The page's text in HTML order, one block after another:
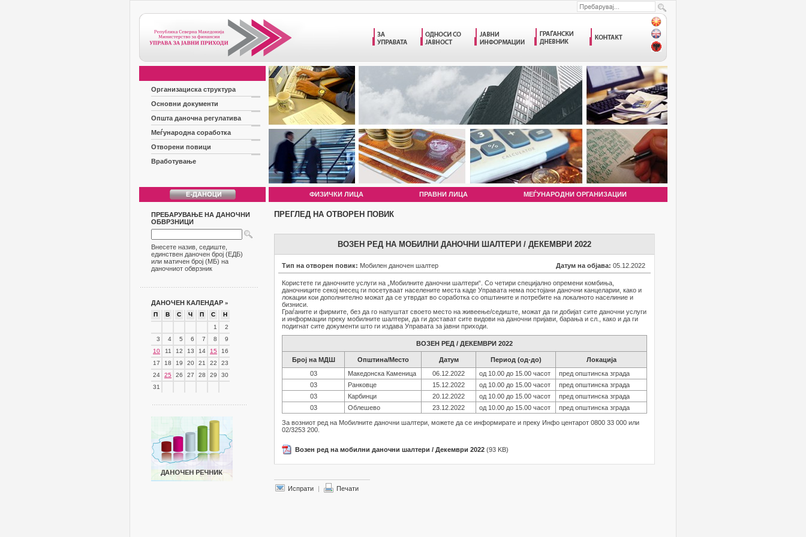
Организациска структура
Основни документи
Општа даночна регулатива
Меѓународна соработка
Отворени повици
Вработување
ФИЗИЧКИ ЛИЦА ПРАВНИ ЛИЦА МЕЃУНАРОДНИ ОРГАНИЗАЦИИ
ПРЕБАРУВАЊЕ НА ДАНОЧНИ
ОБВРЗНИЦИ
Внесете назив, седиште,
единствен даночен број (ЕДБ)
или матичен број (МБ) на
даночниот обврзник
ДАНОЧЕН КАЛЕНДАР »
П В С Ч П С
Н
1
2
3
4 5 6 7 8
9
10
11 12 13 14 15
16
17
18 19 20 21 22
23
24
25 26 27 28 29
30
31
ПРЕГЛЕД НА ОТВОРЕН ПОВИК
ВОЗЕН РЕД НА МОБИЛНИ ДАНОЧНИ ШАЛТЕРИ / ДЕКЕМВРИ 2022
Тип на отворен повик: Мобилен даночен шалтер Датум на објава: 05.12.2022
Користете ги даночните услуги на „Мобилните даночни шалтери“. Со четири специјално опремени комбиња,
даночниците секој месец ги посетуваат населените места каде Управата нема постојани даночни канцеларии, како и
локации кои дополнително можат да се утврдат во соработка со општините и потребите на локалното населиние и
бизниси.
Граѓаните и фирмите, без да го напуштат своето место на живеење/седиште, можат да ги добијат сите даночни услуги
и информации преку мобилните шалтери, да ги достават сите видови на даночни пријави, барања и сл., како и да ги
подигнат сите документи што ги издава Управата за јавни приходи.
ВОЗЕН РЕД / ДЕКЕМВРИ 2022
Број на МДШ Општина/Место Датум Период (од-до)
Локација
03
Македонска Каменица 06.12.2022 од 10.00 до 15.00 часот
пред општинска зграда
03
Ранковце 15.12.2022 од 10.00 до 15.00 часот
пред општинска зграда
03
Карбинци 20.12.2022 од 10.00 до 15.00 часот
пред општинска зграда
03
Облешево 23.12.2022 од 10.00 до 15.00 часот пред општинска зграда
За возниот ред на Мобилните даночни шалтери, можете да се информирате и преку Инфо центарот 0800 33 000 или
02/3253 200.
Возен ред на мобилни даночни шалтери / Декември 2022 (93 KB)
Испрати | Печати